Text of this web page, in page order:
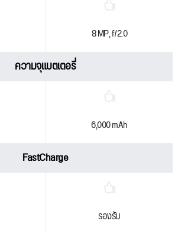
8 MP, f/2.0
ความจุแบตเตอรี่
6,000 mAh
FastCharge
รองรับ